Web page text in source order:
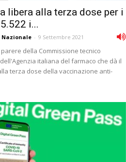
libera alla terza dose per i
i...
Nazionale - 9 Settembre 2021
della Commissione tecnico
italiana del farmaco che dà il
terza dose della vaccinazione anti-